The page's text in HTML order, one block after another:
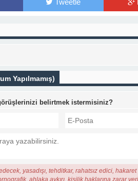
Tweetle
Yapılmamış)
belirtmek istermisiniz?
yasadışı, tehditkar, rahatsız edici,
ahlaka aykırı, kişilik haklarına zarar